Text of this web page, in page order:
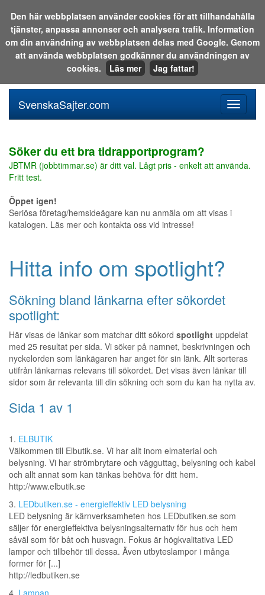
Sök i katalogen eller på webben:
meny
SvenskaSajter.com
Söker du ett bra tidrapportprogram?
JBTMR (jobbtimmar.se) är ditt val. Lågt pris - enkelt att använda.
Fritt test.
Öppet igen!
Seriösa företag/hemsideägare kan nu anmäla om att visas i
katalogen. Läs mer och kontakta oss vid intresse!
Hitta info om spotlight?
Sökning bland länkarna efter sökordet
spotlight:
Här visas de länkar som matchar ditt sökord spotlight uppdelat
med 25 resultat per sida. Vi söker på namnet, beskrivningen och
nyckelorden som länkägaren har anget för sin länk. Allt sorteras
utifrån länkarnas relevans till sökordet. Det visas även länkar till
sidor som är relevanta till din sökning och som du kan ha nytta av.
Sida 1 av 1
1. ELBUTIK
Välkommen till Elbutik.se. Vi har allt inom elmaterial och
belysning. Vi har strömbrytare och vägguttag, belysning och kabel
och allt annat som kan tänkas behöva för ditt hem.
http://www.elbutik.se
3. LEDbutiken.se - energieffektiv LED belysning
LED belysning är kärnverksamheten hos LEDbutiken.se som
säljer för energieffektiva belysningsalternativ för hus och hem
såväl som för båt och husvagn. Fokus är högkvalitativa LED
lampor och tillbehör till dessa. Även utbyteslampor i många
former för [...]
http://ledbutiken.se
Den här webbplatsen använder cookies för att tillhandahålla
tjänster, anpassa annonser och analysera trafik. Information
om din användning av webbplatsen delas med Google. Genom
att använda webbplatsen godkänner du användningen av
cookies.
Läs mer Jag fattar!